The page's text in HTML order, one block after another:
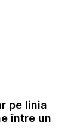
pe linia
între un